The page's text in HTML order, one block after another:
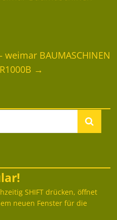
weimar BAUMASCHINEN
→
SHIFT drücken, öffnet
neuen Fenster für die